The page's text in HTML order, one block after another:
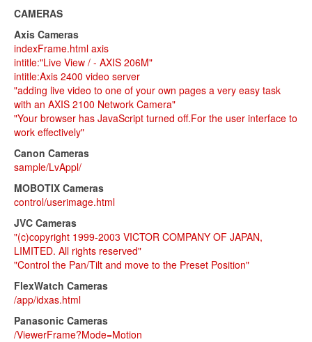
CAMERAS
Axis Cameras
indexFrame.html axis
intitle:"Live View / - AXIS 206M"
intitle:Axis 2400 video server
"adding live video to one of your own pages a very easy task
with an AXIS 2100 Network Camera"
"Your browser has JavaScript turned off.For the user interface to
work effectively"
Canon Cameras
sample/LvAppl/
MOBOTIX Cameras
control/userimage.html
JVC Cameras
"(c)copyright 1999-2003 VICTOR COMPANY OF JAPAN,
LIMITED. All rights reserved"
"Control the Pan/Tilt and move to the Preset Position"
FlexWatch Cameras
/app/idxas.html
Panasonic Cameras
/ViewerFrame?Mode=Motion